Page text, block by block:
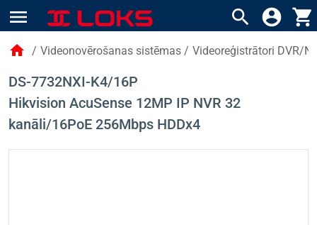
menu search account_circle shopping_cart
home / Videonovērošanas sistēmas / Videoreģistrātori DVR/
DS-7732NXI-K4/16P
Hikvision AcuSense 12MP IP NVR 32
kanāli/16PoE 256Mbps HDDx4